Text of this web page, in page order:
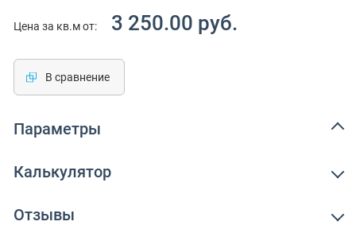
Цена за кв.м от: 3 250.00 руб.
В сравнение
Параметры
Калькулятор
Отзывы